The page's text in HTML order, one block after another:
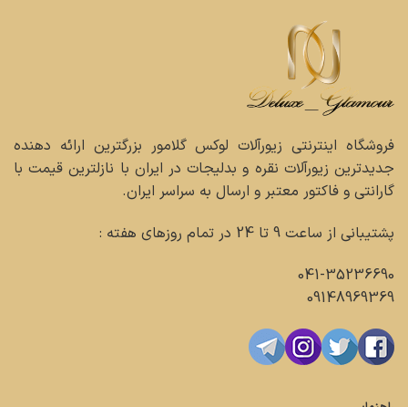
فروشگاه اینترنتی زیورآلات لوکس گلامور بزرگترین ارائه دهنده
جدیدترین زیورآلات نقره و بدلیجات در ایران با نازلترین قیمت با
گارانتی و فاکتور معتبر و ارسال به سراسر ایران.
پشتیبانی از ساعت 9 تا 24 در تمام روزهای هفته :
041-35236690
09148969369